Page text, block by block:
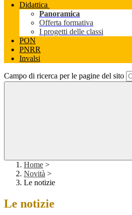
Didattica
Panoramica
Offerta formativa
I progetti delle classi
PON
PNRR
Invalsi
Campo di ricerca per le pagine del sito
Home >
Novità >
Le notizie
Le notizie